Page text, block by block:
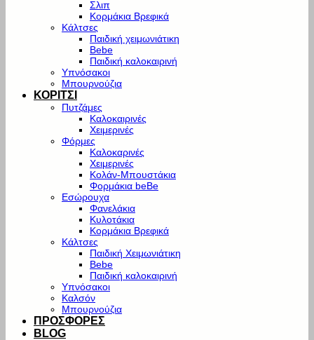
Σλιπ
Κορμάκια Βρεφικά
Κάλτσες
Παιδική χειμωνιάτικη
Bebe
Παιδική καλοκαιρινή
Υπνόσακοι
Μπουρνούζια
ΚΟΡΙΤΣΙ
Πυτζάμες
Καλοκαιρινές
Χειμερινές
Φόρμες
Καλοκαρινές
Χειμερινές
Κολάν-Μπουστάκια
Φορμάκια beBe
Εσώρουχα
Φανελάκια
Κυλοτάκια
Κορμάκια Βρεφικά
Κάλτσες
Παιδική Χειμωνιάτικη
Bebe
Παιδική καλοκαιρινή
Υπνόσακοι
Καλσόν
Μπουρνούζια
ΠΡΟΣΦΟΡΕΣ
BLOG